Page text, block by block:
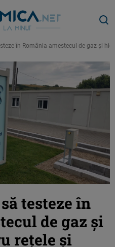
în România amestecul de gaz și
testeze în
de gaz și
rețele și